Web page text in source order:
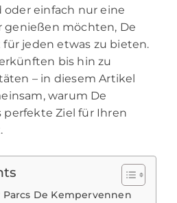
einfach nur eine
genießen möchten, De
jeden etwas zu bieten.
bis hin zu
– in diesem Artikel
warum De
perfekte Ziel für Ihren
De Kempervennen